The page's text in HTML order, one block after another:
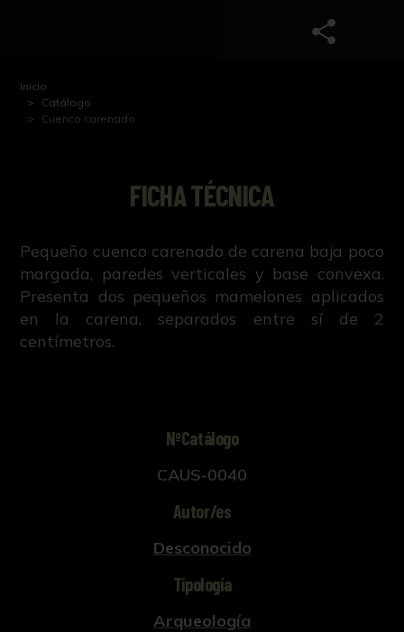
Inicio
Catálogo
Cuenco carenado
FICHA TÉCNICA
Pequeño cuenco carenado de carena baja poco
margada, paredes verticales y base convexa.
Presenta dos pequeños mamelones aplicados
en la carena, separados entre sí de 2
centímetros.
NºCatálogo
CAUS-0040
Autor/es
Desconocido
Tipología
Arqueología